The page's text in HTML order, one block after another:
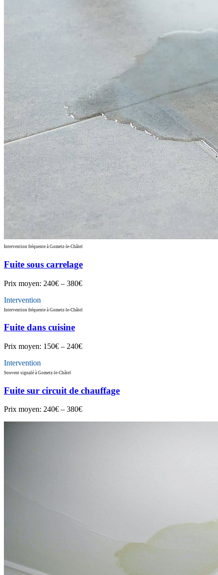
Intervention fréquente à Gometz-le-Châtel
Fuite sous carrelage
Prix moyen: 240€ – 380€
Intervention
Intervention fréquente à Gometz-le-Châtel
Fuite dans cuisine
Prix moyen: 150€ – 240€
Intervention
Souvent signalé à Gometz-le-Châtel
Fuite sur circuit de chauffage
Prix moyen: 240€ – 380€